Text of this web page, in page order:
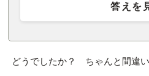
答えを
どうでしたか？ ちゃんと間違